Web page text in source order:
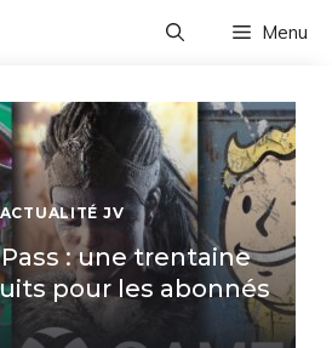
Menu
ACTUALITÉ JV
: une trentaine
pour les abonnés